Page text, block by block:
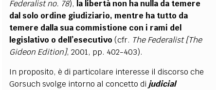
Federalist no. 78), la libertà non ha nulla da temere
dal solo ordine giudiziario, mentre ha tutto da
temere dalla sua commistione con i rami del
legislativo o dell’esecutivo (cfr. The Federalist [The
Gideon Edition], 2001, pp. 402-403).
In proposito, è di particolare interesse il discorso che
Gorsuch svolge intorno al concetto dijudicial